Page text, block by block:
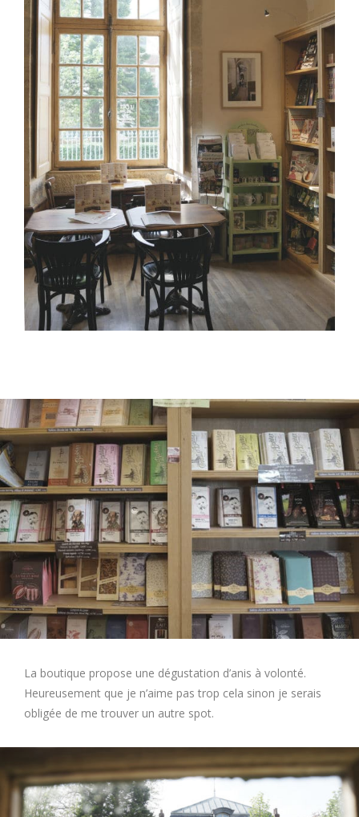
La boutique propose une dégustation d’anis à volonté.
Heureusement que je n’aime pas trop cela sinon je serais
obligée de me trouver un autre spot.